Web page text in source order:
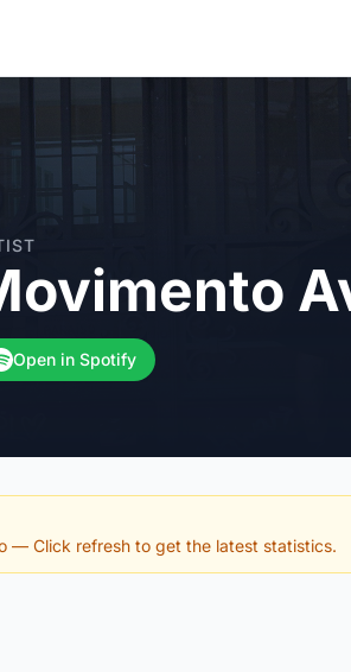
Open in Spotify
— Click refresh to get the latest statistics.